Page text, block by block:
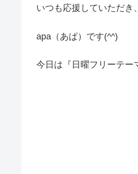
いつも応援していただき
apa（あぱ）です(^^)
今日は『日曜フリーテー